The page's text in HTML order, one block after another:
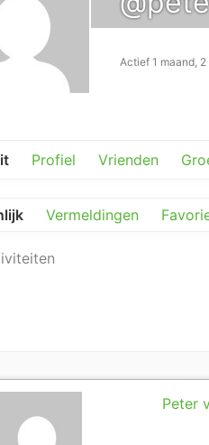
Actief 1 maand,
Profiel Vrienden
Vermeldingen
Peter